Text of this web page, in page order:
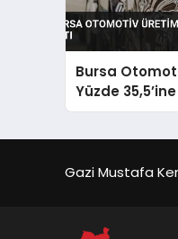
Bursa
Yüzde
Gazi Mustafa